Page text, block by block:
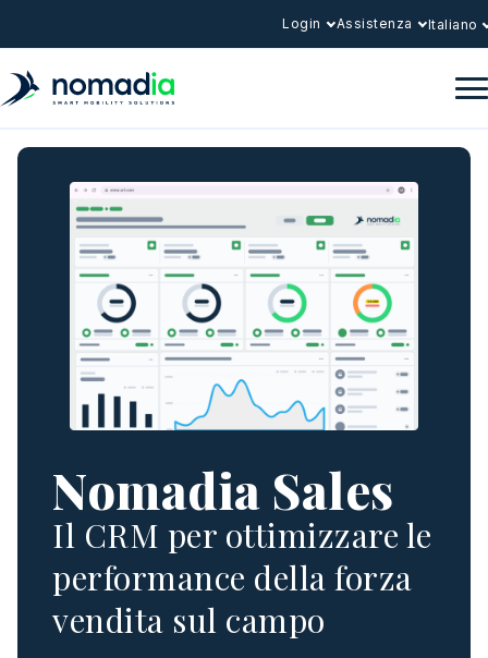
Login Assistenza Italiano
Nomadia Sales
Il CRM per ottimizzare le
performance della forza
vendita sul campo